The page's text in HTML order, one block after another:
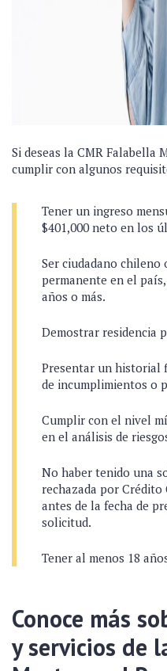
Si deseas la CMR Falabella
cumplir con algunos
Tener un ingreso
$401,000 neto en los
Ser ciudadano chileno
permanente en el
años o más.
Demostrar residencia
Presentar un historial
de incumplimientos o
Cumplir con el nivel
en el análisis de
No haber tenido una
rechazada por Crédito
antes de la fecha de
solicitud.
Tener al menos 18
Conoce más
y servicios de